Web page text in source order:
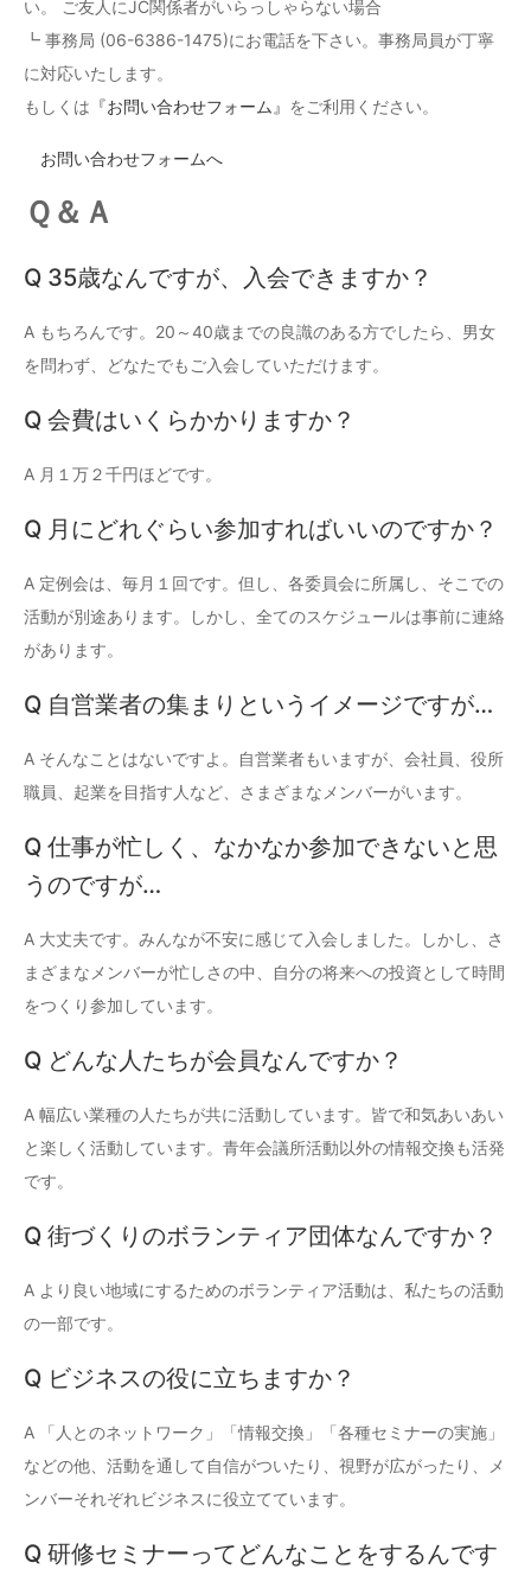
い。 ご友人にJC関係者がいらっしゃらない場合
┗ 事務局 (06-6386-1475)にお電話を下さい。事務局員が丁寧
に対応いたします。
もしくは 『お問い合わせフォーム』 をご利用ください。
お問い合わせフォームへ
Ｑ＆Ａ
Q 35歳なんですが、入会できますか？
A もちろんです。20～40歳までの良識のある方でしたら、男女
を問わず、どなたでもご入会していただけます。
Q 会費はいくらかかりますか？
A 月１万２千円ほどです。
Q 月にどれぐらい参加すればいいのですか？
A 定例会は、毎月１回です。但し、各委員会に所属し、そこでの
活動が別途あります。しかし、全てのスケジュールは事前に連絡
があります。
Q 自営業者の集まりというイメージですが…
A そんなことはないですよ。自営業者もいますが、会社員、役所
職員、起業を目指す人など、さまざまなメンバーがいます。
Q 仕事が忙しく、なかなか参加できないと思
うのですが…
A 大丈夫です。みんなが不安に感じて入会しました。しかし、さ
まざまなメンバーが忙しさの中、自分の将来への投資として時間
をつくり参加しています。
Q どんな人たちが会員なんですか？
A 幅広い業種の人たちが共に活動しています。皆で和気あいあい
と楽しく活動しています。青年会議所活動以外の情報交換も活発
です。
Q 街づくりのボランティア団体なんですか？
A より良い地域にするためのボランティア活動は、私たちの活動
の一部です。
Q ビジネスの役に立ちますか？
A 「人とのネットワーク」「情報交換」「各種セミナーの実施」
などの他、活動を通して自信がついたり、視野が広がったり、メ
ンバーそれぞれビジネスに役立てています。
Q 研修セミナーってどんなことをするんです